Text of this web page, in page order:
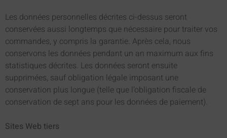
Les données personnelles décrites ci-dessus seront
conservées aussi longtemps que nécessaire pour traiter vos
commandes, y compris la garantie. Après cela, nous
conservons les données pendant un an maximum aux fins
statistiques décrites. Les données seront ensuite
supprimées, sauf obligation légale imposant une
conservation plus longue (telle que l’obligation fiscale de
conservation de sept ans pour les données de paiement).
Sites Web tiers